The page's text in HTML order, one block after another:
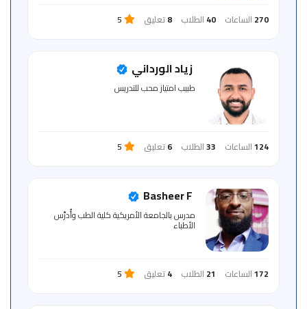
270 الساعات 40 الطلاب 8تعليق 5
زياد الورداني
‏طبيب ‏امتياز ‏محب ‏للتدريس
124الساعات 33الطلاب 6تعليق 5
Basheer F
مدرس بالجامعة الأمريكية كلية الطب وأُدرِّس
الأطباء
172الساعات 21 الطلاب 4تعليق 5